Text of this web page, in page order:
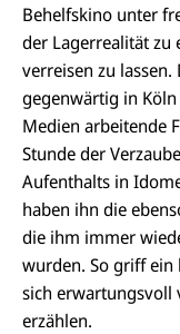
Behelfskino unter
der Lagerrealität zu
verreisen zu
gegenwärtig in
Medien arbeitende
Stunde der
Aufenthalts in
haben ihn die
die ihm immer
wurden. So griff ein
sich erwartungsvoll
erzählen.